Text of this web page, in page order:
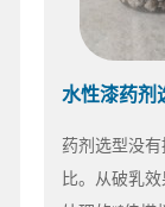
药剂选型没
比。从破乳